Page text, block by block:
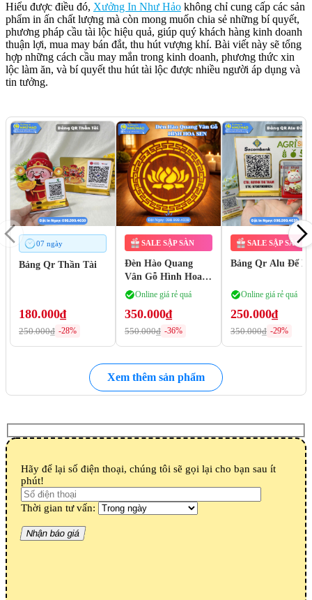
Hiểu được điều đó, Xưởng In Như Hảo không chỉ cung cấp các sản
phẩm in ấn chất lượng mà còn mong muốn chia sẻ những bí quyết,
phương pháp cầu tài lộc hiệu quả, giúp quý khách hàng kinh doanh
thuận lợi, mua may bán đắt, thu hút vượng khí. Bài viết này sẽ tổng
hợp những cách cầu may mắn trong kinh doanh, phương thức xin
lộc làm ăn, và bí quyết thu hút tài lộc được nhiều người áp dụng và
tin tưởng.
07 ngày
Bảng Qr Thần Tài
180.000₫
250.000₫ -28%
SALE SẬP SÀN
Đèn Hào Quang
Vân Gỗ Hình Hoa
SenOnline giá rẻ quá
350.000₫
550.000₫ -36%
SALE SẬP SÀN
Bảng Qr Alu Để
Online giá rẻ quá
250.000₫
350.000₫ -29%
Xem thêm sản phẩm
Hãy để lại số điện thoại, chúng tôi sẽ gọi lại cho bạn sau ít
phút!
Thời gian tư vấn: